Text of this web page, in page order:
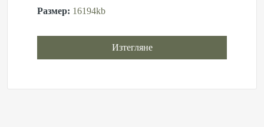
Размер: 16194kb
Изтегляне